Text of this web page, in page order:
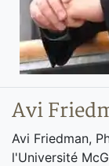
Avi
Avi Friedman,
l'Université